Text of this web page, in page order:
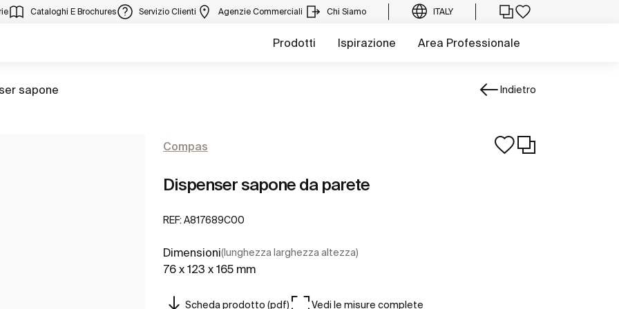
Cataloghi E Brochures Servizio Clienti Agenzie Commerciali Chi Siamo ITALY
Prodotti Ispirazione Area Professionale
sapone Indietro
Compas
Dispenser sapone da parete
REF: A817689C00
Dimensioni(lunghezza larghezza altezza)
76 x 123 x 165 mm
Scheda prodotto (pdf) Vedi le misure complete